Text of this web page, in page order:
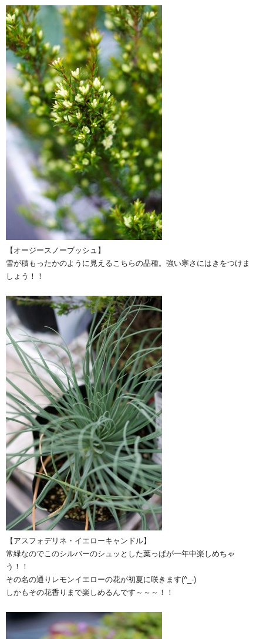
【オージースノーブッシュ】
雪が積もったかのように見えるこちらの品種。強い寒さにはきをつけま
しょう！！
【アスフォデリネ・イエローキャンドル】
常緑なのでこのシルバーのシュッとした葉っぱが一年中楽しめちゃ
う！！
その名の通りレモンイエローの花が初夏に咲きます(^_-)
しかもその花香りまで楽しめるんです～～～！！